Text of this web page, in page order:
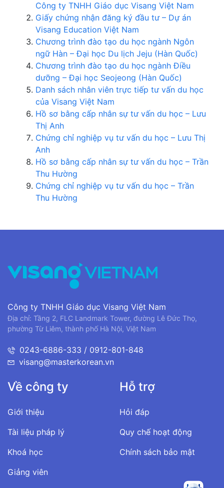
Công ty TNHH Giáo dục Visang Việt Nam
Giấy chứng nhận đăng ký đầu tư – Dự án
Visang Education Việt Nam
Chương trình đào tạo du học ngành Ngôn
ngữ Hàn – Đại học Du lịch Jeju (Hàn Quốc)
Chương trình đào tạo du học ngành Điều
dưỡng – Đại học Seojeong (Hàn Quốc)
Danh sách nhân viên trực tiếp tư vấn du học
của Visang Việt Nam
Hồ sơ bằng cấp nhân sự tư vấn du học – Lưu
Thị Anh
Chứng chỉ nghiệp vụ tư vấn du học – Lưu Thị
Anh
Hồ sơ bằng cấp nhân sự tư vấn du học – Trần
Thu Hường
Chứng chỉ nghiệp vụ tư vấn du học – Trần
Thu Hường
Công ty TNHH Giáo dục Visang Việt Nam
Địa chỉ: Tầng 2, FLC Landmark Tower, đường Lê Đức Thọ,
phường Từ Liêm, thành phố Hà Nội, Việt Nam
0243-6886-333 / 0912-801-848
visang@masterkorean.vn
Về công ty
Giới thiệu
Tài liệu pháp lý
Khoá học
Giảng viên
Hỗ trợ
Hỏi đáp
Quy chế hoạt động
Chính sách bảo mật